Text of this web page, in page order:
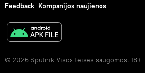
Feedback Kompanijos naujienos
© 2026 Sputnik Visos teisės saugomos. 18+